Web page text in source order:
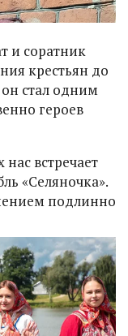
и соратник
крестьян до
стал одним
героев
встречает
«Селяночка».
подлинно